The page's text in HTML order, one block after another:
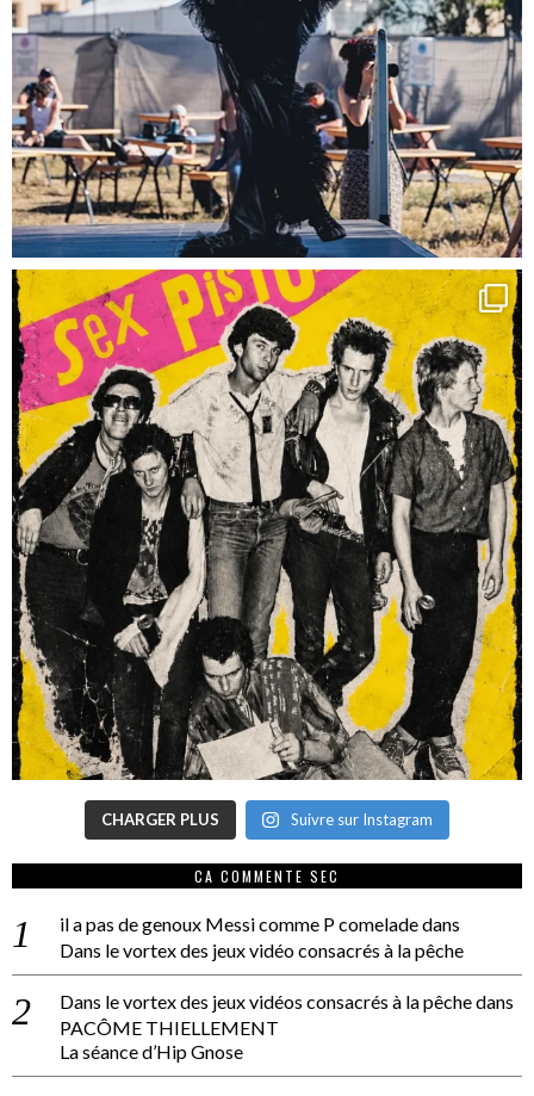
CHARGER PLUS Suivre sur Instagram
CA COMMENTE SEC
il a pas de genoux Messi comme P comeladedans
Dans le vortex des jeux vidéo consacrés à la pêche
Dans le vortex des jeux vidéos consacrés à la pêchedans
PACÔME THIELLEMENT
La séance d’Hip Gnose